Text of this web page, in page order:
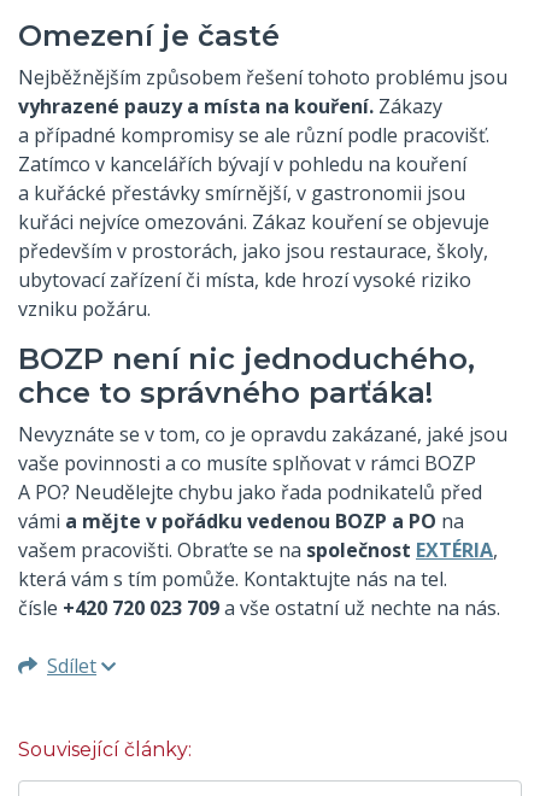
Omezení je časté
Nejběžnějším způsobem řešení tohoto problému jsou
vyhrazené pauzy a místa na kouření. Zákazy
a případné kompromisy se ale různí podle pracovišť.
Zatímco v kancelářích bývají v pohledu na kouření
a kuřácké přestávky smírnější, v gastronomii jsou
kuřáci nejvíce omezováni. Zákaz kouření se objevuje
především v prostorách, jako jsou restaurace, školy,
ubytovací zařízení či místa, kde hrozí vysoké riziko
vzniku požáru.
BOZP není nic jednoduchého,
chce to správného parťáka!
Nevyznáte se v tom, co je opravdu zakázané, jaké jsou
vaše povinnosti a co musíte splňovat v rámci BOZP
A PO? Neudělejte chybu jako řada podnikatelů před
vámi a mějte v pořádku vedenou BOZP a PO na
vašem pracovišti. Obraťte se na společnost EXTÉRIA,
která vám s tím pomůže. Kontaktujte nás na tel.
čísle +420 720 023 709a vše ostatní už nechte na nás.
Sdílet
Související články: